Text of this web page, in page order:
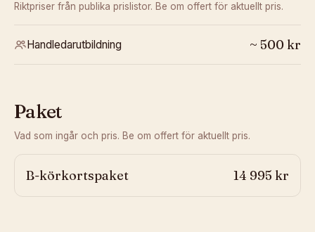
Riktpriser från publika prislistor. Be om offert för aktuellt pris.
Handledarutbildning ~ 500 kr
Paket
Vad som ingår och pris. Be om offert för aktuellt pris.
B-körkortspaket 14 995 kr